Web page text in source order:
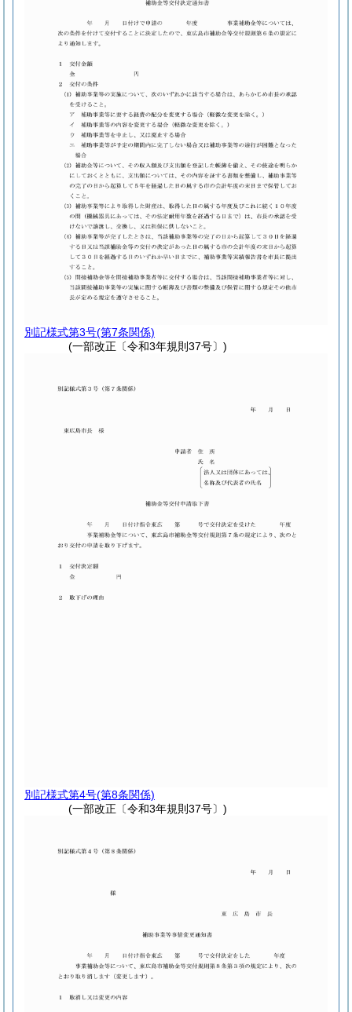
別記様式第3号(第7条関係)
(一部改正〔令和3年規則37号〕)
別記様式第4号(第8条関係)
(一部改正〔令和3年規則37号〕)